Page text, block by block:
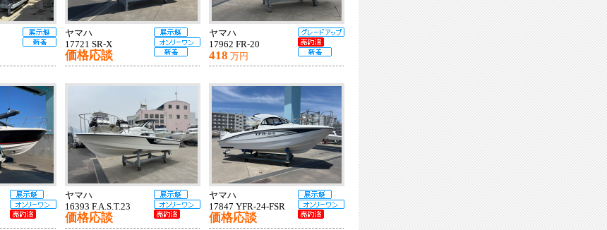
ヤマハ
17721 SR-X
価格応談
ヤマハ
17962 FR-20
418 万円
ヤマハ
16393 F.A.S.T.23
価格応談
ヤマハ
17847 YFR-24-FSR
価格応談